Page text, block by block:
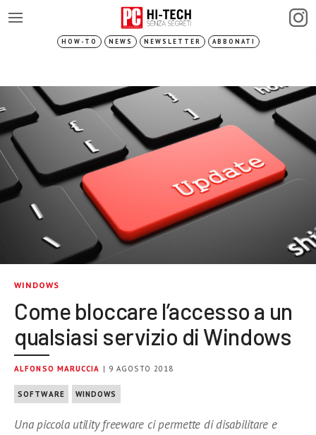
HOW-TO NEWS NEWSLETTER ABBONATI
WINDOWS
Come bloccare l’accesso a un
qualsiasi servizio di Windows
ALFONSO MARUCCIA | 9 AGOSTO 2018
SOFTWARE WINDOWS
Una piccola utility freeware ci permette di disabilitare e